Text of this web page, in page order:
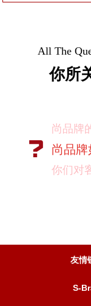
All The
你所
尚品牌
尚品牌
你们对
有没有
项目启
料？
友情
S-